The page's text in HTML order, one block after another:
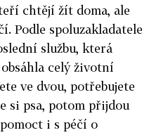
chtějí žít doma, ale
Podle spoluzakladatele
službu, která
celý životní
ve dvou, potřebujete
si psa, potom přijdou
i s péčí o